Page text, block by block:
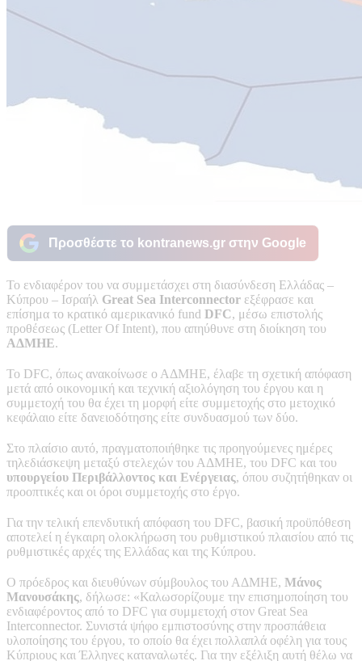
Προσθέστε το kontranews.gr στην Google
Το ενδιαφέρον του να συμμετάσχει στη διασύνδεση Ελλάδας –
Κύπρου – Ισραήλ Great Sea Interconnector εξέφρασε και
επίσημα το κρατικό αμερικανικό fund DFC, μέσω επιστολής
προθέσεως (Letter Of Intent), που απηύθυνε στη διοίκηση του
ΑΔΜΗΕ.
Το DFC, όπως ανακοίνωσε ο ΑΔΜΗΕ, έλαβε τη σχετική απόφαση
μετά από οικονομική και τεχνική αξιολόγηση του έργου και η
συμμετοχή του θα έχει τη μορφή είτε συμμετοχής στο μετοχικό
κεφάλαιο είτε δανειοδότησης είτε συνδυασμού των δύο.
Στο πλαίσιο αυτό, πραγματοποιήθηκε τις προηγούμενες ημέρες
τηλεδιάσκεψη μεταξύ στελεχών του ΑΔΜΗΕ, του DFC και του
υπουργείου Περιβάλλοντος και Ενέργειας, όπου συζητήθηκαν οι
προοπτικές και οι όροι συμμετοχής στο έργο.
Για την τελική επενδυτική απόφαση του DFC, βασική προϋπόθεση
αποτελεί η έγκαιρη ολοκλήρωση του ρυθμιστικού πλαισίου από τις
ρυθμιστικές αρχές της Ελλάδας και της Κύπρου.
Ο πρόεδρος και διευθύνων σύμβουλος του ΑΔΜΗΕ, Μάνος
Μανουσάκης, δήλωσε: «Καλωσορίζουμε την επισημοποίηση του
ενδιαφέροντος από το DFC για συμμετοχή στον Great Sea
Interconnector. Συνιστά ψήφο εμπιστοσύνης στην προσπάθεια
υλοποίησης του έργου, το οποίο θα έχει πολλαπλά οφέλη για τους
Κύπριους και Έλληνες καταναλωτές. Για την εξέλιξη αυτή θέλω να